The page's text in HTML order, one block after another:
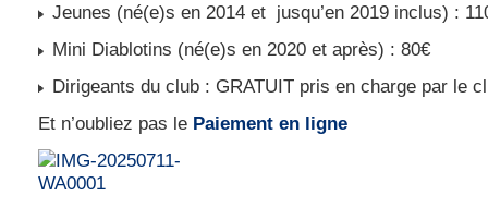
Jeunes (né(e)s en 2014 et jusqu’en 2019 inclus) :
Mini Diablotins (né(e)s en 2020 et après) : 80€
Dirigeants du club : GRATUIT pris en charge par le
Et n’oubliez pas le Paiement en ligne